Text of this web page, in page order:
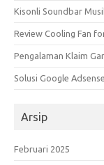
Kisonli Soundbar
Review Cooling Fan
Pengalaman Klaim
Solusi Google
Arsip
Februari 2025